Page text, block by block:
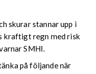
skurar stannar upp i
kraftigt regn med risk
SMHI.
på följande när